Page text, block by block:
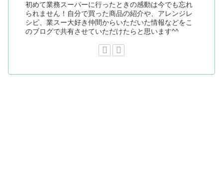
初めて業務スーパーに行ったときの感動は今でも忘れ
られません！自分で買った商品の紹介や、アレンジレ
シピ、業スー大好き仲間からいただいた情報などをこ
のブログで共有させていただけたらと思います^^